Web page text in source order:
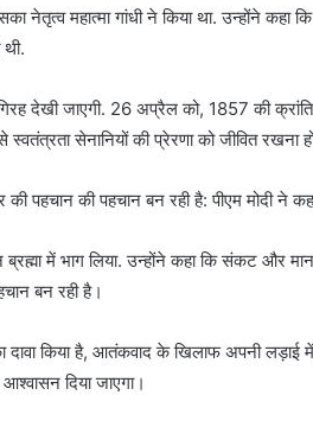
नेतृत्व महात्मा गांधी ने किया था. उन्होंने
देखी जाएगी. 26 अप्रैल को, 1857 की
सेनानियों की प्रेरणा को जीवित रखना
पहचान की पहचान बन रही है: पीएम मोदी ने
में भाग लिया. उन्होंने कहा कि संकट और
बन रही है।
दावा किया है, आतंकवाद के खिलाफ अपनी
दिया जाएगा।